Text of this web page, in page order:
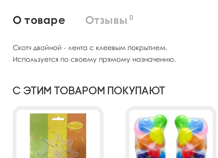
О товаре Отзывы 0
Скотч двойной - лента с клеевым покрытием.
Используется по своему прямому назначению.
С этим товаром покупают